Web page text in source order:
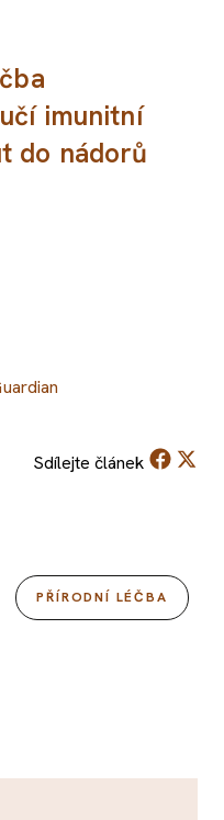
imunitní
do nádorů
Sdílejte článek
PŘÍRODNÍ LÉČBA